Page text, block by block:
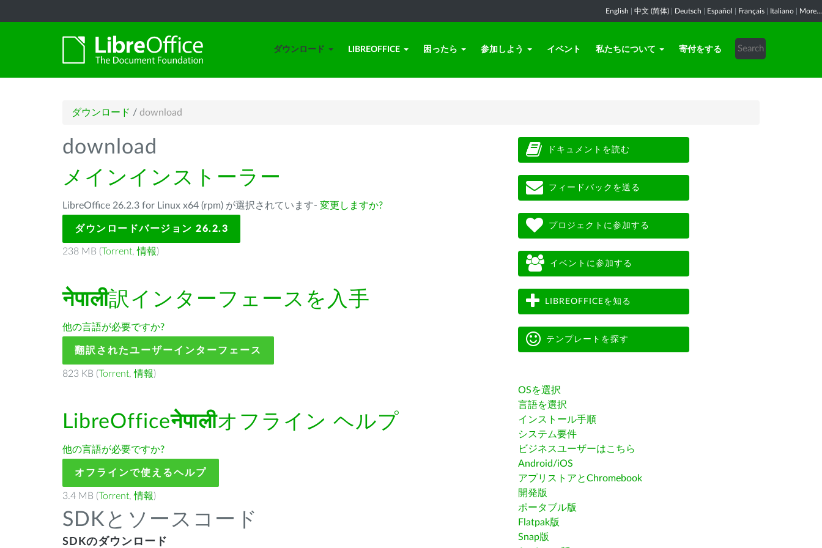
English 中文 (简体) Deutsch Español Français Italiano More...
ダウンロード LIBREOFFICE 困ったら 参加しよう イベント 私たちについて 寄付をする
ダウンロード / download
download
メインインストーラー
LibreOffice 26.2.3 for Linux x64 (rpm) が選択されています- 変更しますか?
ダウンロードバージョン 26.2.3
238 MB (Torrent,情報)
नेपाली訳インターフェースを入手
他の言語が必要ですか?
翻訳されたユーザーインターフェース
823 KB (Torrent,情報)
LibreOfficeनेपालीオフライン ヘルプ
他の言語が必要ですか?
オフラインで使えるヘルプ
3.4 MB (Torrent,情報)
SDKとソースコード
SDKのダウンロード
ドキュメントを読む
フィードバックを送る
プロジェクトに参加する
イベントに参加する
LIBREOFFICEを知る
テンプレートを探す
OSを選択
言語を選択
インストール手順
システム要件
ビジネスユーザーはこちら
Android/iOS
アプリストアとChromebook
開発版
ポータブル版
Flatpak版
Snap版